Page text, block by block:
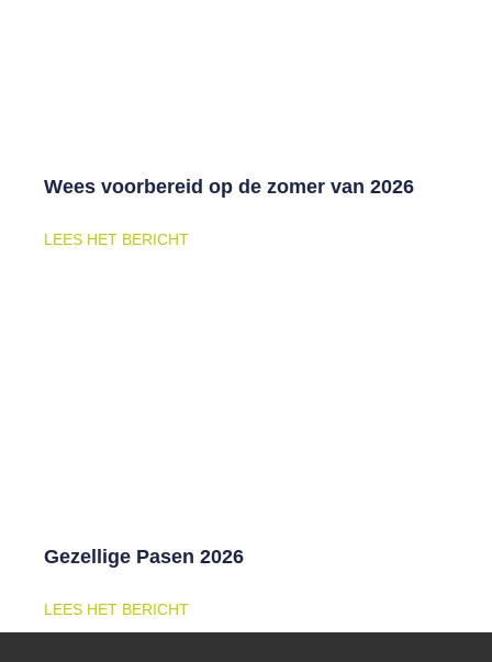
Wees voorbereid op de zomer van 2026
LEES HET BERICHT
Gezellige Pasen 2026
LEES HET BERICHT